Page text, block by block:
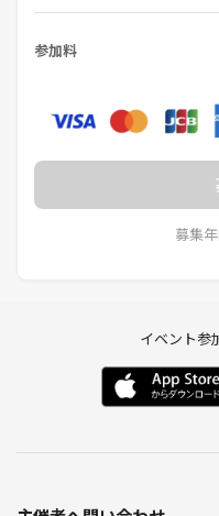
参加料
募集
イベント参